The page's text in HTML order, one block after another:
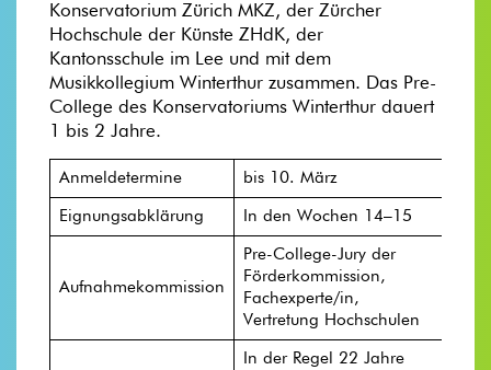
Konservatorium Zürich MKZ, der Zürcher
Hochschule der Künste ZHdK, der
Kantonsschule im Lee und mit dem
Musikkollegium Winterthur zusammen. Das Pre-
College des Konservatoriums Winterthur dauert
1 bis 2 Jahre.
Anmeldetermine bis 10. März
Eignungsabklärung In den Wochen 14–15
Aufnahmekommission
Pre-College-Jury der
Förderkommission,
Fachexperte/in,
Vertretung Hochschulen
In der Regel 22 Jahre